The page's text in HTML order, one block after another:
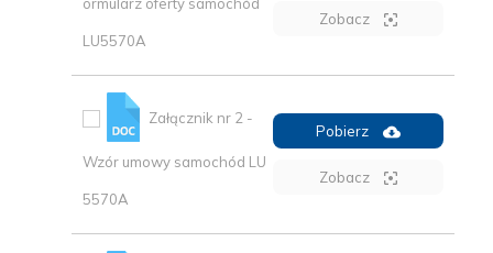
LU5570A
Zobacz
Załącznik nr 2 -
Wzór umowy samochód LU
5570A
Pobierz
Zobacz